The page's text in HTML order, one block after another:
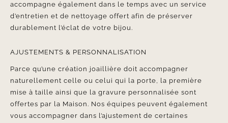
accompagne également dans le temps avec un service
d’entretien et de nettoyage offert afin de préserver
durablement l’éclat de votre bijou.
AJUSTEMENTS & PERSONNALISATION
Parce qu’une création joaillière doit accompagner
naturellement celle ou celui qui la porte, la première
mise à taille ainsi que la gravure personnalisée sont
offertes par la Maison. Nos équipes peuvent également
vous accompagner dans l’ajustement de certaines